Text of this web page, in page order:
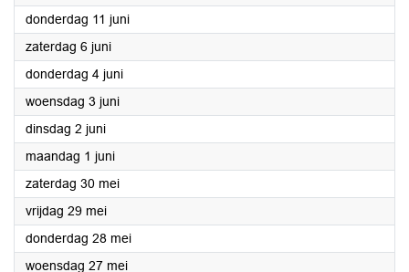
donderdag 11 juni2026
zaterdag 6 juni2026
donderdag 4 juni2026
woensdag 3 juni2026
dinsdag 2 juni2026
maandag 1 juni2026
zaterdag 30 mei2026
vrijdag 29 mei2026
donderdag 28 mei2026
woensdag 27 mei2026